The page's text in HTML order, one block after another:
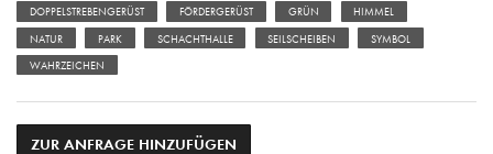
DOPPELSTREBENGERÜST FÖRDERGERÜST GRÜN HIMMEL
NATUR PARK SCHACHTHALLE SEILSCHEIBEN SYMBOL
WAHRZEICHEN
ZUR ANFRAGE HINZUFÜGEN